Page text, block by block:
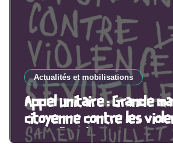
Actualités et mobilisations
Appel unitaire : Grande
citoyenne contre les
sexuelles, à Paris et